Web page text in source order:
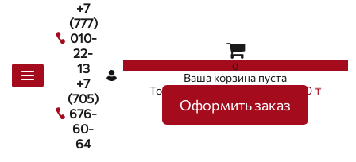
+7
(777)
010-
22-
13
+7
(705)
676-
60-
64
0
Ваша корзина пуста
Товаров в корзине
на сумму0 ₸
Оформить заказ